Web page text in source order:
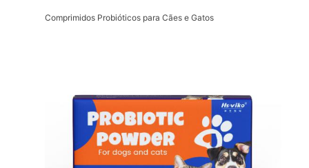
Comprimidos Probióticos para Cães e Gatos